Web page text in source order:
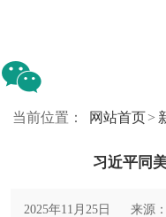
当前位置： 网站首页 >
习近平同
2025年11月25日 来源